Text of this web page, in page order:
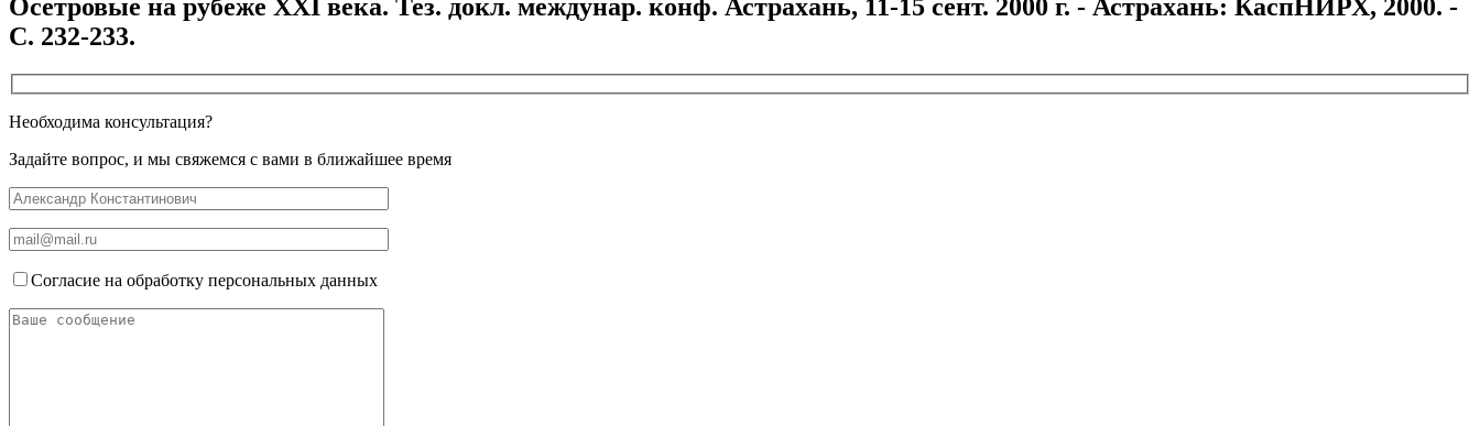
Осетровые на рубеже XXI века. Тез. докл. междунар. конф. Астрахань, 11-15 сент. 2000 г. - Астрахань: КаспНИРХ, 2000. -
С. 232-233.
Необходима консультация?
Задайте вопрос, и мы свяжемся с вами в ближайшее время
Согласие на обработку персональных данных